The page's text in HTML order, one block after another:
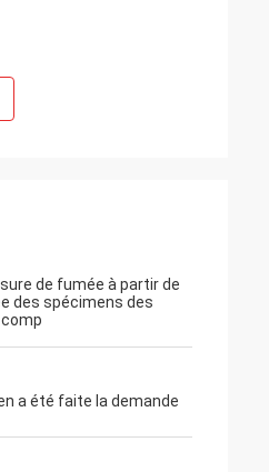
de fumée à partir de
des spécimens des
a été faite la demande